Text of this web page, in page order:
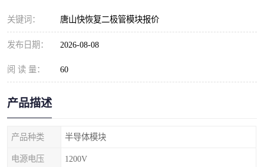
关键词： 唐山快恢复二极管模块报价
发布日期： 2026-08-08
阅 读 量： 60
产品描述
产品种类 半导体模块
电源电压 1200V